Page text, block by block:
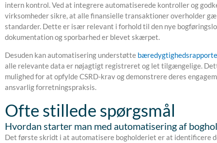
intern kontrol. Ved at integrere automatiserede kontroller og
virksomheder sikre, at alle finansielle transaktioner overholder
standarder. Dette er især relevant i forhold til den nye
dokumentation og sporbarhed er blevet skærpet.
Desuden kan automatisering understøtte
alle relevante data er nøjagtigt registreret og let tilgængelige.
mulighed for at opfylde CSRD-krav og demonstrere deres
ansvarlig forretningspraksis.
Ofte stillede spørgsmål
Hvordan starter man med automatisering af
Det første skridt i at automatisere bogholderiet er at identificere